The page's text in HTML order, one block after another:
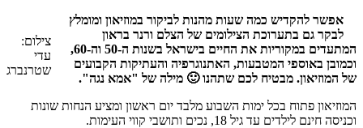
צילום:
עדי
שטרנברג
אפשר להקדיש כמה שעות מהנות לביקור במוזיאון ומומלץ
לבקר גם בתערוכת הצילומים של הצלם ורנר בראון
המתעדים במקוריות את החיים בישראל בשנות ה-50 וה-60,
וכמובן באוספי המטבעות, האתנוגרפיה והעתיקות הקבועים
של המוזיאון. מבטיח לכם שתהנו 🙂 מילה של "אמא נגה".
המוזיאון פתוח בכל ימות השבוע מלבד יום ראשון ומציע הנחות שונות
וכניסה חינם לילדים עד גיל 18, נכים ותושבי קווי העימות.